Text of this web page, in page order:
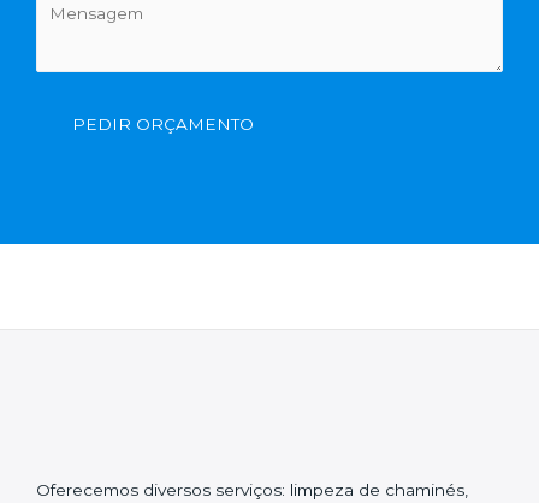
PEDIR ORÇAMENTO
Oferecemos diversos serviços: limpeza de chaminés,